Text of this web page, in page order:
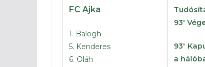
FC Ajka
1. Balogh
5. Kenderes
6. Oláh
93′
93′
a